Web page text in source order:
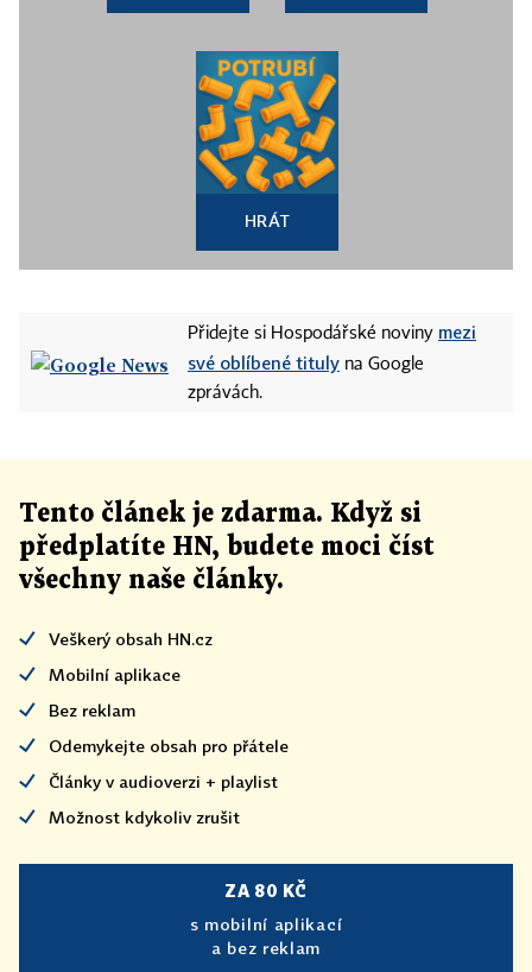
HRÁT
Přidejte si Hospodářské noviny mezi
své oblíbené tituly na Google
zprávách.
Tento článek je zdarma. Když si
předplatíte HN, budete moci číst
všechny naše články.
Veškerý obsah HN.cz
Mobilní aplikace
Bez reklam
Odemykejte obsah pro přátele
Články v audioverzi + playlist
Možnost kdykoliv zrušit
ZA 80 KČ
s mobilní aplikací
a bez reklam